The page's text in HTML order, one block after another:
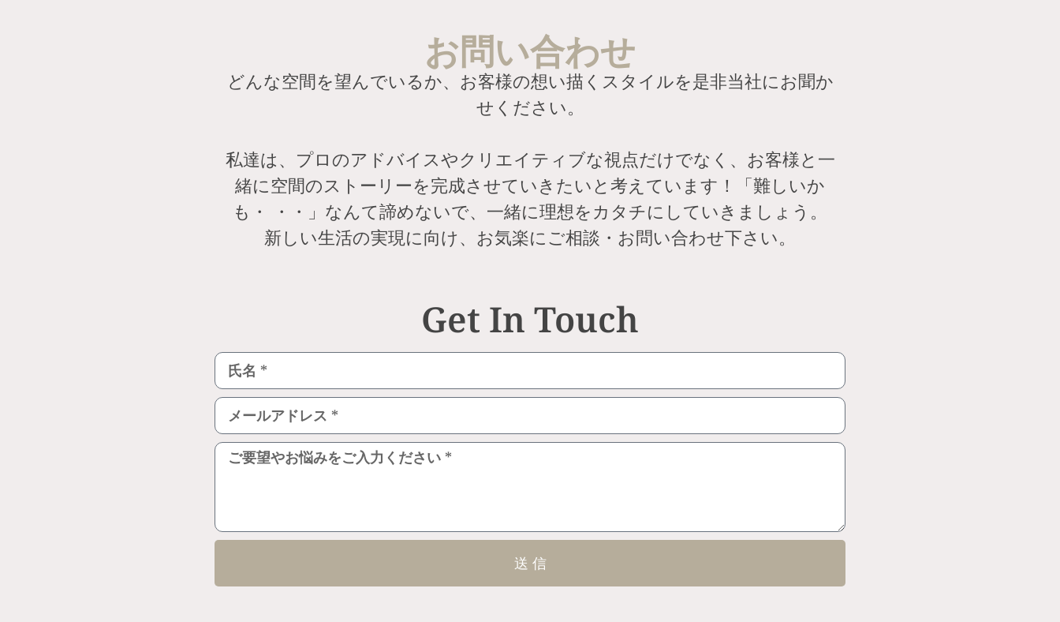
お問い合わせ
どんな空間を望んでいるか、お客様の想い描くスタイルを是非当社にお聞か
せください。
私達は、プロのアドバイスやクリエイティブな視点だけでなく、お客様と一
緒に空間のストーリーを完成させていきたいと考えています！「難しいか
も・ ・・」なんて諦めないで、一緒に理想をカタチにしていきましょう。
新しい生活の実現に向け、お気楽にご相談・お問い合わせ下さい。
Get In Touch
送 信